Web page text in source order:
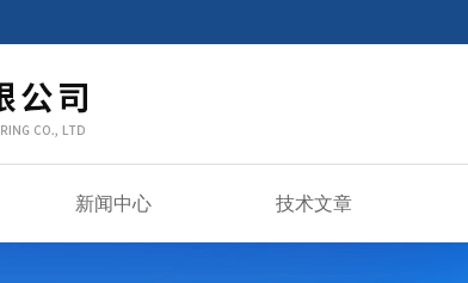
新闻中心 技术文章